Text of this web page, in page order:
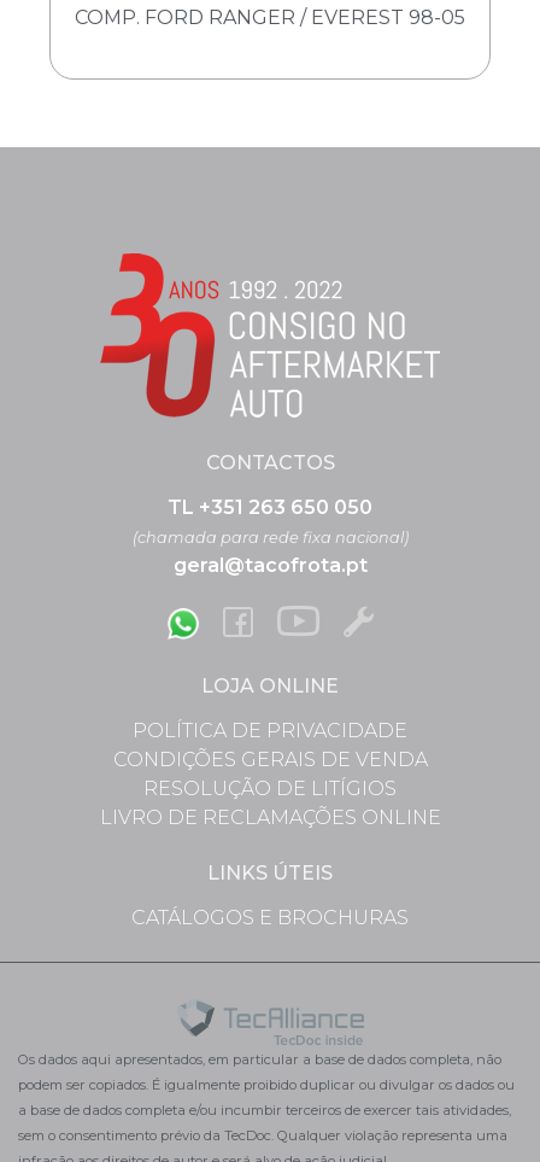
COMP. FORD RANGER / EVEREST 98-05
CONTACTOS
TL +351 263 650 050
(chamada para rede fixa nacional)
geral@tacofrota.pt
LOJA ONLINE
POLÍTICA DE PRIVACIDADE
CONDIÇÕES GERAIS DE VENDA
RESOLUÇÃO DE LITÍGIOS
LIVRO DE RECLAMAÇÕES ONLINE
LINKS ÚTEIS
CATÁLOGOS E BROCHURAS
Os dados aqui apresentados, em particular a base de dados completa, não
podem ser copiados. É igualmente proibido duplicar ou divulgar os dados ou
a base de dados completa e/ou incumbir terceiros de exercer tais atividades,
sem o consentimento prévio da TecDoc. Qualquer violação representa uma